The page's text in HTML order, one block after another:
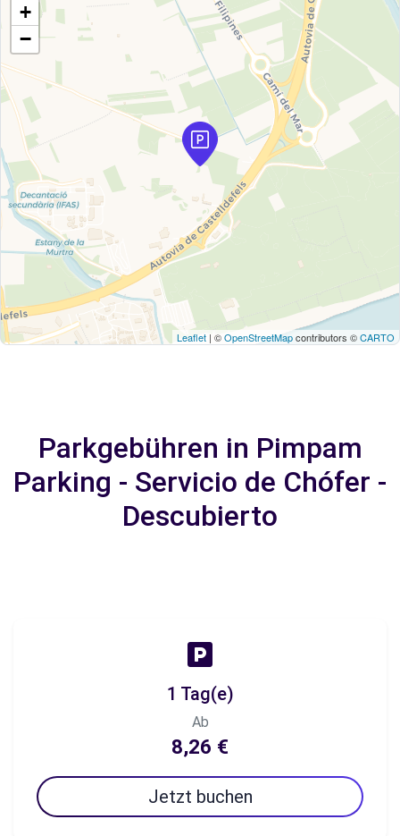
+
−
Leaflet | ©OpenStreetMapcontributors ©CARTO
Parkgebühren in Pimpam
Parking - Servicio de Chófer -
Descubierto
1 Tag(e)
Ab
8,26 €
Jetzt buchen